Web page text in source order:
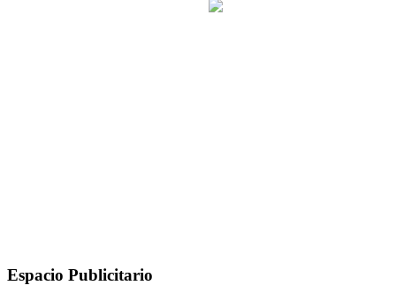
Espacio Publicitario